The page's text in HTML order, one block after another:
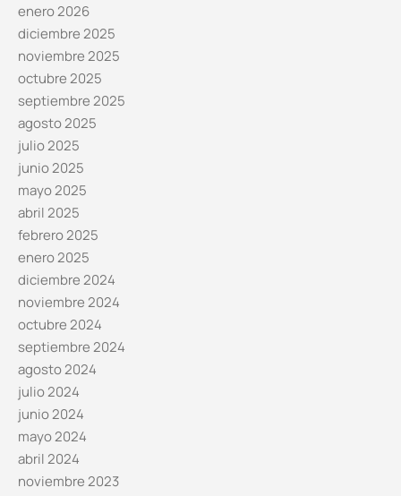
enero 2026
diciembre 2025
noviembre 2025
octubre 2025
septiembre 2025
agosto 2025
julio 2025
junio 2025
mayo 2025
abril 2025
febrero 2025
enero 2025
diciembre 2024
noviembre 2024
octubre 2024
septiembre 2024
agosto 2024
julio 2024
junio 2024
mayo 2024
abril 2024
noviembre 2023